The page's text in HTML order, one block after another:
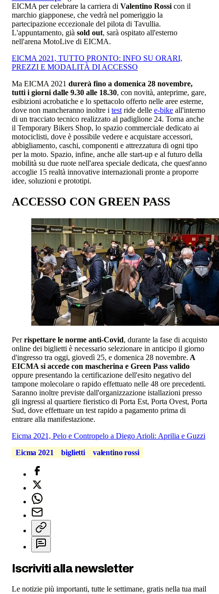
EICMA per celebrare la carriera di Valentino Rossi con il
marchio giapponese, che vedrà nel pomeriggio la
partecipazione eccezionale del pilota di Tavullia.
L'appuntamento, già sold out, sarà ospitato all'esterno
nell'arena MotoLive di EICMA.
EICMA 2021, TUTTO PRONTO: INFO SU ORARI,
PREZZI E MODALITÀ DI ACCESSO
Ma EICMA 2021 durerà fino a domenica 28 novembre,
tutti i giorni dalle 9.30 alle 18.30, con novità, anteprime, gare,
esibizioni acrobatiche e lo spettacolo offerto nelle aree esterne,
dove non mancheranno inoltre i test ride delle e-bike all'interno
di un tracciato tecnico realizzato al padiglione 24. Torna anche
il Temporary Bikers Shop, lo spazio commerciale dedicato ai
motociclisti, dove è possibile vedere e acquistare accessori,
abbigliamento, caschi, componenti e attrezzatura di ogni tipo
per la moto. Spazio, infine, anche alle start-up e al futuro della
mobilità su due ruote nell'area speciale dedicata, che quest'anno
accoglie 15 realtà innovative internazionali pronte a proporre
idee, soluzioni e prototipi.
ACCESSO CON GREEN PASS
Perrispettare le norme anti-Covid, durante la fase di acquisto
online dei biglietti è necessario selezionare in anticipo il giorno
d'ingresso tra oggi, giovedì 25, e domenica 28 novembre. A
EICMA si accede con mascherina e Green Pass valido
oppure presentando la certificazione dell'esito negativo del
tampone molecolare o rapido effettuato nelle 48 ore precedenti.
Saranno inoltre previste dall'organizzazione istallazioni presso
gli ingressi al quartiere fieristico di Porta Est, Porta Ovest, Porta
Sud, dove effettuare un test rapido a pagamento prima di
entrare alla manifestazione.
Eicma 2021, Pelo e Contropelo a Diego Arioli: Aprilia e Guzzi
Eicma 2021
biglietti valentino rossi
Iscriviti alla newsletter
Le notizie più importanti, tutte le settimane, gratis nella tua mail